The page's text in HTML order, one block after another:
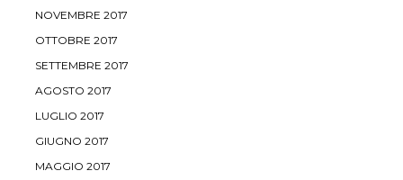
NOVEMBRE 2017
OTTOBRE 2017
SETTEMBRE 2017
AGOSTO 2017
LUGLIO 2017
GIUGNO 2017
MAGGIO 2017